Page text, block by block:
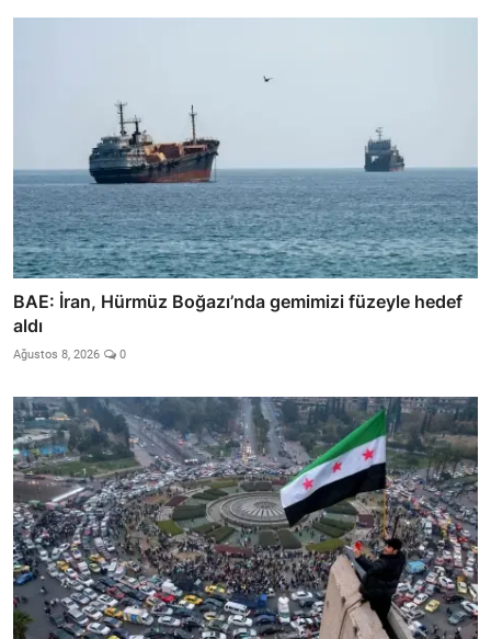
BAE: İran, Hürmüz Boğazı’nda gemimizi füzeyle hedef
aldı
Ağustos 8, 2026 0